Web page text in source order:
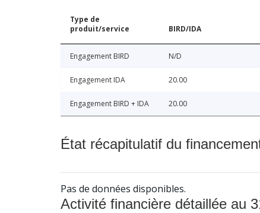
Type de
produit/service
BIRD/IDA
Engagement BIRD N/D
Engagement IDA 20.00
Engagement BIRD + IDA 20.00
État récapitulatif du
Pas de données disponibles.
Activité financière détaillée au